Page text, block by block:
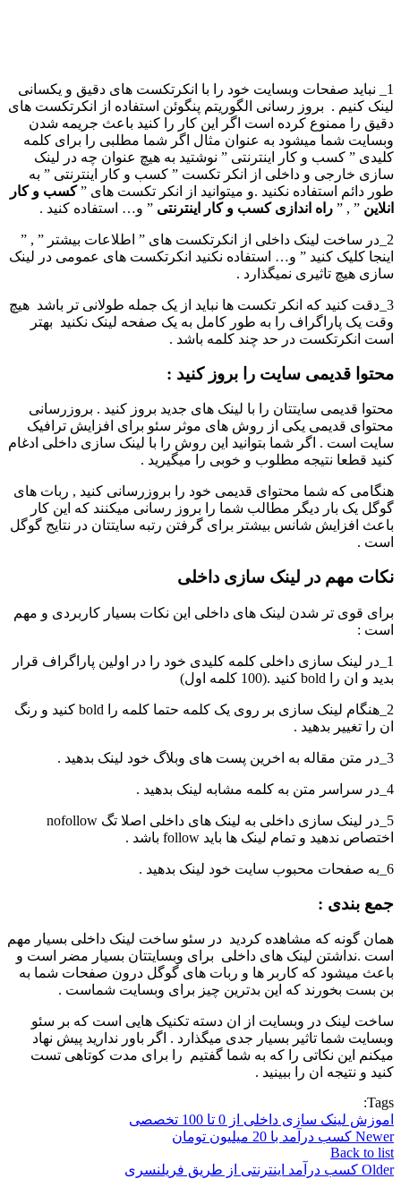
1_ نباید صفحات وبسایت خود را با انکرتکست های دقیق و یکسانی
لینک کنیم . بروز رسانی الگوریتم پنگوئن استفاده از انکرتکست های
دقیق را ممنوع کرده است اگر این کار را کنید باعث جریمه شدن
وبسایت شما میشود به عنوان مثال اگر شما مطلبی را برای کلمه
کلیدی ” کسب و کار اینترنتی ” نوشتید به هیچ عنوان چه در لینک
سازی خارجی و داخلی از انکر تکست ” کسب و کار اینترنتی ” به
طور دائم استفاده نکنید .و میتوانید از انکر تکست های ”کسب و کار
انلاین ” , ” راه اندازی کسب و کار اینترنتی ” و… استفاده کنید .
2_در ساخت لینک داخلی از انکرتکست های ” اطلاعات بیشتر ” , ”
اینجا کلیک کنید ” و… استفاده نکنید انکرتکست های عمومی در لینک
سازی هیچ تاثیری نمیگذارد .
3_دقت کنید که انکر تکست ها نباید از یک جمله طولانی تر باشد هیچ
وقت یک پاراگراف را به طور کامل به یک صفحه لینک نکنید بهتر
است انکرتکست در حد چند کلمه باشد .
محتوا قدیمی سایت را بروز کنید :
محتوا قدیمی سایتتان را با لینک های جدید بروز کنید . بروزرسانی
محتوای قدیمی یکی از روش های موثر سئو برای افزایش ترافیک
سایت است . اگر شما بتوانید این روش را با لینک سازی داخلی ادغام
کنید قطعا نتیجه مطلوب و خوبی را میگیرید .
هنگامی که شما محتوای قدیمی خود را بروزرسانی کنید , ربات های
گوگل یک بار دیگر مطالب شما را بروز رسانی میکنند که این کار
باعث افزایش شانس بیشتر برای گرفتن رتبه سایتتان در نتایج گوگل
است .
نکات مهم در لینک سازی داخلی
برای قوی تر شدن لینک های داخلی این نکات بسیار کاربردی و مهم
است :
1_در لینک سازی داخلی کلمه کلیدی خود را در اولین پاراگراف قرار
بدید و ان را bold کنید .(100 کلمه اول)
2_هنگام لینک سازی بر روی یک کلمه حتما کلمه را bold کنید و رنگ
ان را تغییر بدهید .
3_در متن مقاله به اخرین پست های وبلاگ خود لینک بدهید .
4_در سراسر متن به کلمه مشابه لینک بدهید .
5_در لینک سازی داخلی به لینک های داخلی اصلا تگ nofollow
اختصاص ندهید و تمام لینک ها باید follow باشد .
6_به صفحات محبوب سایت خود لینک بدهید .
جمع بندی :
همان گونه که مشاهده کردید در سئو ساخت لینک داخلی بسیار مهم
است .نداشتن لینک های داخلی برای وبسایتتان بسیار مضر است و
باعث میشود که کاربر ها و ربات های گوگل درون صفحات شما به
بن بست بخورند که این بدترین چیز برای وبسایت شماست .
ساخت لینک در وبسایت از ان دسته تکنیک هایی است که بر سئو
وبسایت شما تاثیر بسیار جدی میگذارد . اگر باور ندارید پیش نهاد
میکنم این نکاتی را که به شما گفتیم را برای مدت کوتاهی تست
کنید و نتیجه ان را ببینید .
Tags:
اموزش لینک سازی داخلی از 0 تا 100 تخصصی
Newer کسب درآمد با 20 میلیون تومان
Back to list
Older کسب درآمد اینترنتی از طریق فریلنسری